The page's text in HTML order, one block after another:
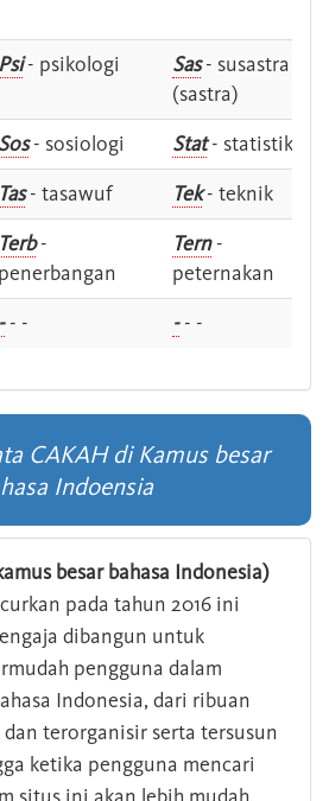
Psi- psikologi Sas- susastra -
(sastra)
Sos- sosiologi Stat- statistik
Tas- tasawuf Tek- teknik
Terb-
penerbangan
Tern-
peternakan
-- - -- -
CAKAH di Kamus besar
Indoensia
besar bahasa Indonesia)
pada tahun 2016 ini
dibangun untuk
pengguna dalam
Indonesia, dari ribuan
terorganisir serta tersusun
ketika pengguna mencari